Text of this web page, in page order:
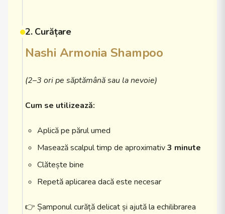
2. Curățare
Nashi Armonia Shampoo
(2–3 ori pe săptămână sau la nevoie)
Cum se utilizează:
Aplică pe părul umed
Masează scalpul timp de aproximativ3 minute
Clătește bine
Repetă aplicarea dacă este necesar
👉 Șamponul curăță delicat și ajută la echilibrarea